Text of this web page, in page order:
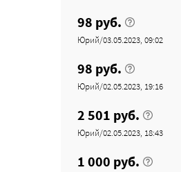
98 руб.
Юрий/03.05.2023, 09:02
98 руб.
Юрий/02.05.2023, 19:16
2 501 руб.
Юрий/02.05.2023, 18:43
1 000 руб.